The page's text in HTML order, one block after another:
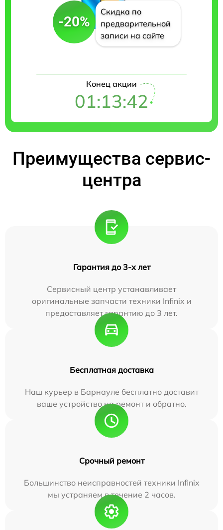
-20%
Скидка по
предварительной
записи на сайте
Конец акции
01:13:41
Преимущества сервис-
центра
Гарантия до 3-х лет
Сервисный центр устанавливает
оригинальные запчасти техники Infinix и
предоставляет гарантию до 3 лет.
Бесплатная доставка
Наш курьер в Барнауле бесплатно доставит
ваше устройство на ремонт и обратно.
Срочный ремонт
Большинство неисправностей техники Infinix
мы устраняем в течение 2 часов.